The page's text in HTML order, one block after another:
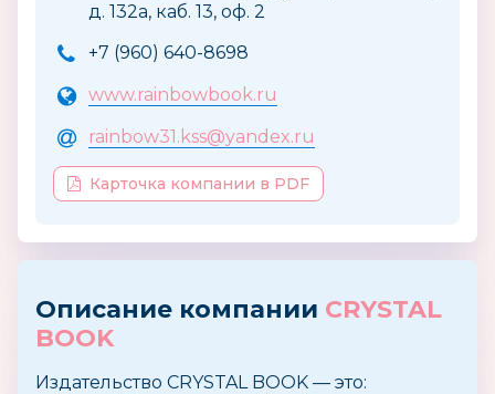
д. 132а, каб. 13, оф. 2
+7 (960) 640-8698
www.rainbowbook.ru
rainbow31.kss@yandex.ru
Карточка компании в PDF
Описание компании CRYSTAL
BOOK
Издательство CRYSTAL BOOK — это: